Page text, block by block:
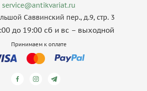
service@antikvariat.ru
Саввинский пер., д.9, стр. 3
до 19:00 сб и вс – выходной
Принимаем к оплате